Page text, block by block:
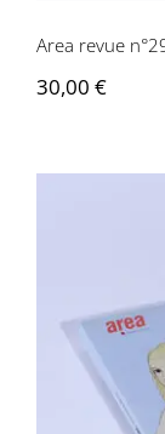
Area revue
30,00 €
Area